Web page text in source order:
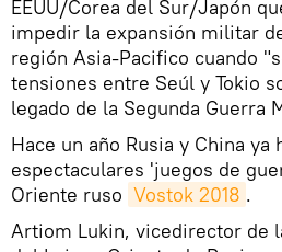
EEUU/Corea del Sur/Japón
impedir la expansión militar
región Asia-Pacifico cuando
tensiones entre Seúl y Tokio
legado de la Segunda Guerra
Hace un año Rusia y China ya
espectaculares 'juegos de
Oriente ruso Vostok 2018 .
Artiom Lukin, vicedirector de